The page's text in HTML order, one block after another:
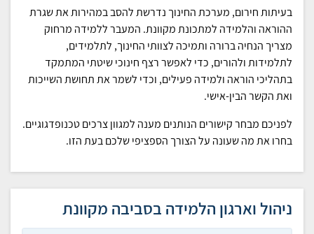
בעיתות חירום, מערכת החינוך נדרשת להסב במהירות את שגרת
ההוראה והלמידה למתכונת מקוונת. המעבר ללמידה מרחוק
מצריך הנחיה ברורה ותמיכה לצוותי החינוך, לתלמידים,
לתלמידות ולהורים, כדי לאפשר רצף חינוכי שיטתי המתמקד
בתהליכי הוראה ולמידה פעילים, וכדי לשמר את תחושת השייכות
ואת הקשר הבין-אישי.
לפניכם מבחר קישורים הנותנים מענה למגוון צרכים טכנופדגוגיים.
בחרו את מה שעונה על הצורך הספציפי שלכם בעת הזו.
ניהול וארגון הלמידה בסביבה מקוונת